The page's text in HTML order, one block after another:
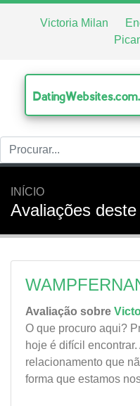
Victoria Milan
INÍCIO
Avaliações
Avaliação sobre
O que procuro aqui?
hoje é difícil
relacionamento que
forma que estamos